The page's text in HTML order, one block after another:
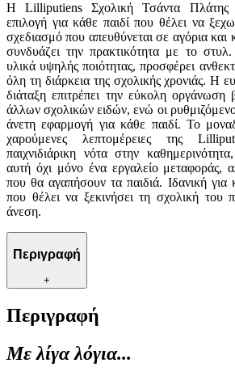
Η Lilliputiens Σχολική Τσάντα Πλάτης
επιλογή για κάθε παιδί που θέλει να
σχεδιασμό που απευθύνεται σε αγόρια και
συνδυάζει την πρακτικότητα με το
υλικά υψηλής ποιότητας, προσφέρει
όλη τη διάρκεια της σχολικής χρονιάς. Η
διάταξη επιτρέπει την εύκολη οργάνωση
άλλων σχολικών ειδών, ενώ οι
άνετη εφαρμογή για κάθε παιδί. Το
χαρούμενες λεπτομέρειες της
παιχνιδιάρικη νότα στην
αυτή όχι μόνο ένα εργαλείο μεταφοράς,
που θα αγαπήσουν τα παιδιά. Ιδανική για
που θέλει να ξεκινήσει τη σχολική του
άνεση.
Περιγραφή
+
Περιγραφή
Με λίγα λόγια...